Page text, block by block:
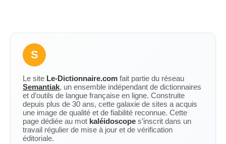
S
Le site Le-Dictionnaire.com fait partie du réseau
Semantiak, un ensemble indépendant de dictionnaires
et d’outils de langue française en ligne. Construite
depuis plus de 30 ans, cette galaxie de sites a acquis
une image de qualité et de fiabilité reconnue. Cette
page dédiée au mot kaléidoscope s’inscrit dans un
travail régulier de mise à jour et de vérification
éditoriale.